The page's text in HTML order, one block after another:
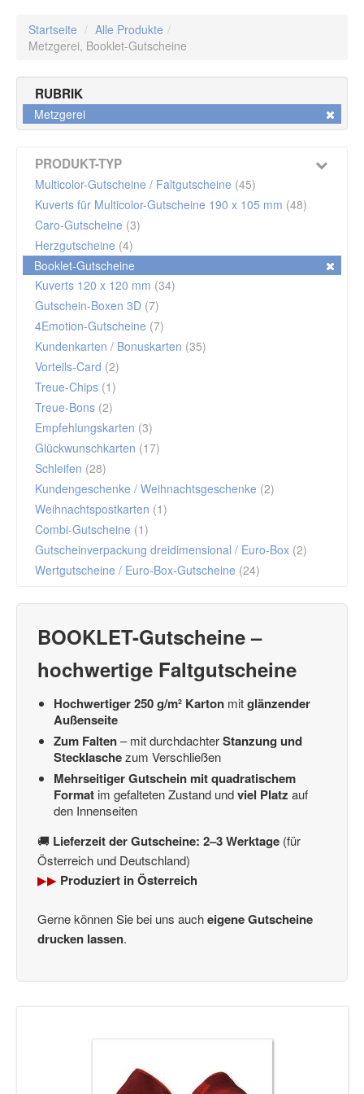
Startseite / Alle Produkte /
Metzgerei, Booklet-Gutscheine
RUBRIK
Metzgerei
PRODUKT-TYP
Multicolor-Gutscheine / Faltgutscheine (45)
Kuverts für Multicolor-Gutscheine 190 x 105 mm (48)
Caro-Gutscheine (3)
Herzgutscheine (4)
Booklet-Gutscheine
Kuverts 120 x 120 mm (34)
Gutschein-Boxen 3D (7)
4Emotion-Gutscheine (7)
Kundenkarten / Bonuskarten (35)
Vorteils-Card (2)
Treue-Chips (1)
Treue-Bons (2)
Empfehlungskarten (3)
Glückwunschkarten (17)
Schleifen (28)
Kundengeschenke / Weihnachtsgeschenke (2)
Weihnachtspostkarten (1)
Combi-Gutscheine (1)
Gutscheinverpackung dreidimensional / Euro-Box (2)
Wertgutscheine / Euro-Box-Gutscheine (24)
BOOKLET-Gutscheine–
hochwertige Faltgutscheine
Hochwertiger 250 g/m² Karton mitglänzender
Außenseite
Zum Falten– mit durchdachterStanzung und
Stecklaschezum Verschließen
Mehrseitiger Gutschein mit quadratischem
Format im gefalteten Zustand undviel Platz auf
den Innenseiten
🚚 Lieferzeit der Gutscheine: 2–3 Werktage (für
Österreich und Deutschland)
▶▶ Produziert in Österreich
Gerne können Sie bei uns aucheigene Gutscheine
drucken lassen.